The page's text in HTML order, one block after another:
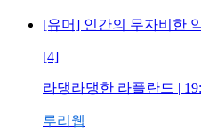
[유머] 인간의 무자비한
[4]
라댕라댕한 라플란드 |
루리웹